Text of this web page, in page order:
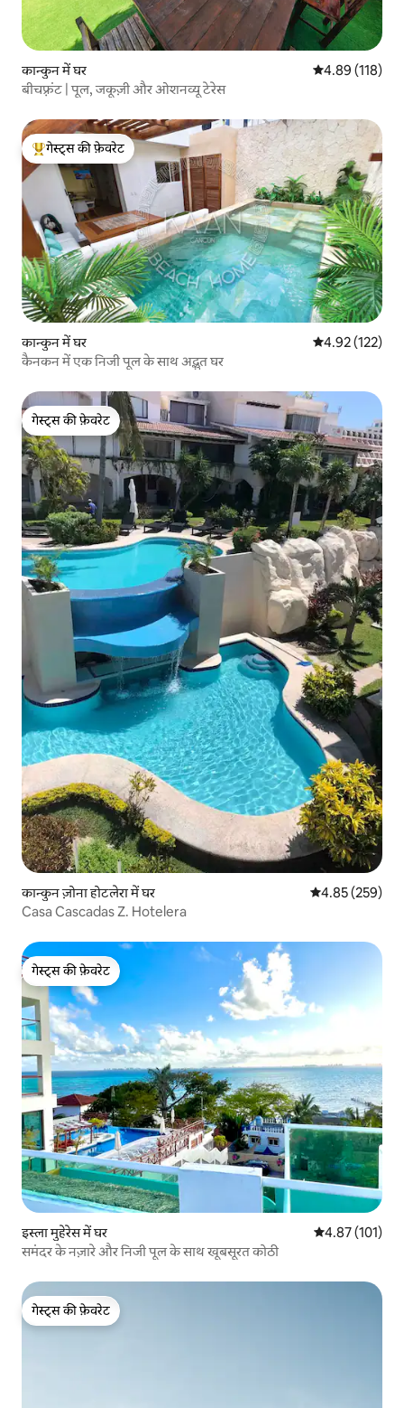
कान्कुन में घर औसत रेटिंग 5 में से
4.89 (118)
बीचफ़्रंट | पूल, जकूज़ी और ओशनव्यू टेरेस
गेस्ट्स का टॉप फ़ेवरेट
गेस्ट्स की फ़ेवरेट
कान्कुन में घर औसत रेटिंग 5 में से
4.92 (122)
कैनकन में एक निजी पूल के साथ अद्भुत घर
गेस्ट्स की फ़ेवरेट
गेस्ट्स की फ़ेवरेट
कान्कुन ज़ोना होटलेरा में घर औसत रेटिंग 5 में से
4.85 (259)
Casa Cascadas Z. Hotelera
गेस्ट्स की फ़ेवरेट
गेस्ट्स की फ़ेवरेट
इस्ला मुहेरेस में घर औसत रेटिंग 5 में से
4.87 (101)
समंदर के नज़ारे और निजी पूल के साथ खूबसूरत कोठी
गेस्ट्स की फ़ेवरेट
गेस्ट्स की फ़ेवरेट